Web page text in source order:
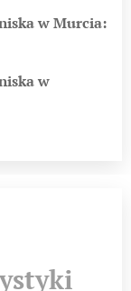
w Murcia:
w